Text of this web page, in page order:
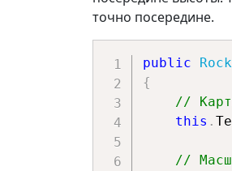
точно посередине.
public
{
//
this .
//